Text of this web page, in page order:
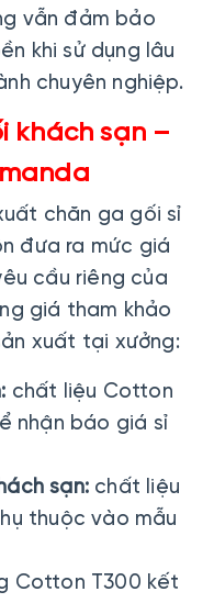
vẫn đảm bảo
khi sử dụng lâu
chuyên nghiệp.
khách sạn –
chăn ga gối sỉ
đưa ra mức giá
cầu riêng của
giá tham khảo
xuất tại xưởng:
chất liệu Cotton
nhận báo giá sỉ
sạn: chất liệu
thuộc vào mẫu
Cotton T300 kết